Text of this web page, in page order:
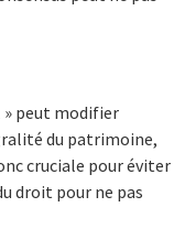
» peut modifier
du patrimoine,
cruciale pour éviter
droit pour ne pas